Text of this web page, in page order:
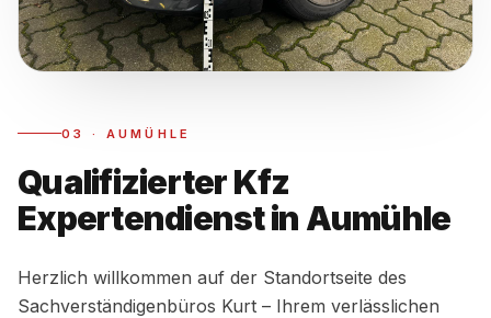
03 · AUMÜHLE
Qualifizierter Kfz
Expertendienst in Aumühle
Herzlich willkommen auf der Standortseite des
Sachverständigenbüros Kurt – Ihrem verlässlichen